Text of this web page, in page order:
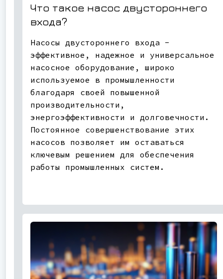
Что такое насос двустороннего
входа?
Насосы двустороннего входа -
эффективное, надежное и универсальное
насосное оборудование, широко
используемое в промышленности
благодаря своей повышенной
производительности,
энергоэффективности и долговечности.
Постоянное совершенствование этих
насосов позволяет им оставаться
ключевым решением для обеспечения
работы промышленных систем.